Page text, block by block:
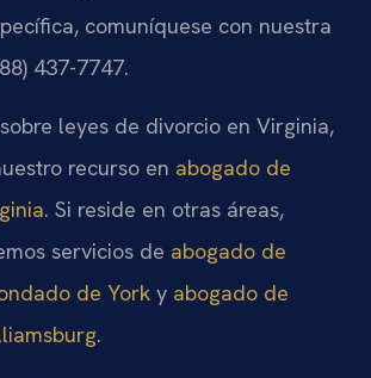
comuníquese con nuestra
437-7747.
leyes de divorcio en Virginia,
recurso en abogado de
. Si reside en otras áreas,
servicios de abogado de
de York y abogado de
.